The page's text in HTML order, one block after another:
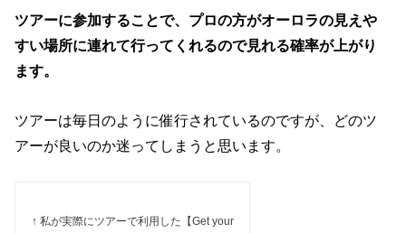
ツアーに参加することで、プロの方がオーロラの見えや
すい場所に連れて行ってくれるので見れる確率が上がり
ます。
ツアーは毎日のように催行されているのですが、どのツ
アーが良いのか迷ってしまうと思います。
↑ 私が実際にツアーで利用した【Get your